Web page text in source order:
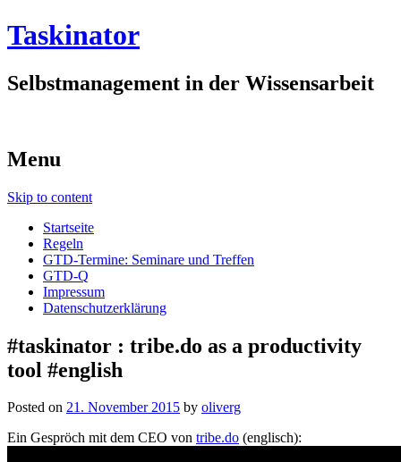
Taskinator
Selbstmanagement in der Wissensarbeit
Menu
Skip to content
Startseite
Regeln
GTD-Termine: Seminare und Treffen
GTD-Q
Impressum
Datenschutzerklärung
#taskinator : tribe.do as a productivity
tool #english
Posted on 21. November 2015 by oliverg
Ein Gespröch mit dem CEO von tribe.do (englisch):